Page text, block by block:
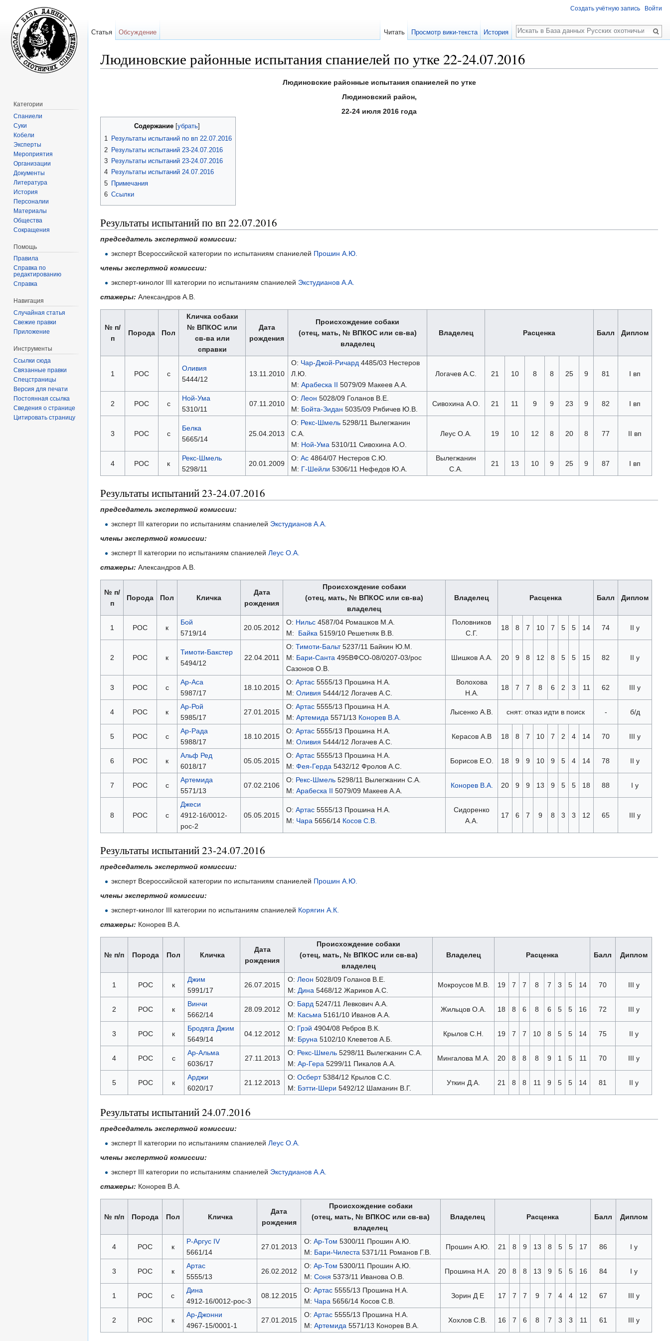
Людиновские районные испытания спаниелей по утке 22-24.07.2016
Людиновские районные испытания спаниелей по утке
Людиновский район,
22-24 июля 2016 года
Содержание убрать
1 Результаты испытаний по вп 22.07.2016
2 Результаты испытаний 23-24.07.2016
3 Результаты испытаний 23-24.07.2016
4 Результаты испытаний 24.07.2016
5 Примечания
6 Ссылки
Результаты испытаний по вп 22.07.2016
председатель экспертной комиссии:
эксперт Всероссийской категории по испытаниям спаниелей Прошин А.Ю.
члены экспертной комиссии:
эксперт-кинолог III категории по испытаниям спаниелей Экстудианов А.А.
стажеры: Александров А.В.
№ п/
п
Порода Пол
Кличка собаки
№ ВПКОС или
св-ва или
справки
Дата
рождения
Происхождение собаки
(отец, мать, № ВПКОС или св-ва)
владелец
Владелец Расценка Балл Диплом
1 РОС с
Оливия
5444/12
13.11.2010
О: Чар-Джой-Ричард4485/03 Нестеров
Л.Ю.
М: Арабеска II 5079/09 Макеев А.А.
Логачев А.С. 21 10 8 8 25 9 81 I вп
2 РОС с
Ной-Ума
5310/11
07.11.2010
О: Леон 5028/09 Голанов В.Е.
М: Бойта-Зидан 5035/09 Рябичев Ю.В.
Сивохина А.О. 21 11 9 9 23 9 82 I вп
3 РОС с
Белка
5665/14
25.04.2013
О: Рекс-Шмель5298/11 Вылегжанин
С.А.
М: Ной-Ума5310/11 Сивохина А.О.
Леус О.А. 19 10 12 8 20 8 77 II вп
4 РОС к
Рекс-Шмель
5298/11
20.01.2009
О: Ас4864/07 Нестеров С.Ю.
М: Г-Шейли 5306/11 Нефедов Ю.А.
Вылегжанин
С.А.
21 13 10 9 25 9 87 I вп
Результаты испытаний 23-24.07.2016
председатель экспертной комиссии:
эксперт III категории по испытаниям спаниелей Экстудианов А.А.
члены экспертной комиссии:
эксперт II категории по испытаниям спаниелейЛеус О.А.
стажеры: Александров А.В.
№ п/
п
Порода Пол Кличка
Дата
рождения
Происхождение собаки
(отец, мать, № ВПКОС или св-ва)
владелец
Владелец Расценка Балл Диплом
1 РОС к
Бой
5719/14
20.05.2012
О: Нильс4587/04 Ромашков М.А.
М:
Байка5159/10 Решетняк В.В.
Половников
С.Г.
18 8 7 10 7 5 5 14 74 II у
2 РОС к
Тимоти-Бакстер
5494/12
22.04.2011
О: Тимоти-Бальт5237/11 Байкин Ю.М.
М: Бари-Санта495ВФСО-08/0207-03/рос
Сазонов О.В.
Шишков А.А. 20 9 8 12 8 5 5 15 82 II у
3 РОС с
Ар-Аса
5987/17
18.10.2015
О: Артас5555/13 Прошина Н.А.
М: Оливия 5444/12 Логачев А.С.
Волохова
Н.А.
18 7 7 8 6 2 3 11 62 III у
4 РОС к
Ар-Рой
5985/17
27.01.2015
О: Артас5555/13 Прошина Н.А.
М: Артемида5571/13 Конорев В.А.
Лысенко А.В. снят: отказ идти в поиск - б/д
5 РОС с
Ар-Рада
5988/17
18.10.2015
О: Артас5555/13 Прошина Н.А.
М: Оливия 5444/12 Логачев А.С.
Керасов А.В 18 8 7 10 7 2 4 14 70 III у
6 РОС к
Альф Ред
6018/17
05.05.2015
О: Артас5555/13 Прошина Н.А.
М: Фея-Герда5432/12 Фролов А.С.
Борисов Е.О. 18 9 9 10 9 5 4 14 78 II у
7 РОС с
Артемида
5571/13
07.02.2106
О: Рекс-Шмель5298/11 Вылегжанин С.А.
М: Арабеска II 5079/09 Макеев А.А.
Конорев В.А. 20 9 9 13 9 5 5 18 88 I у
8 РОС с
Джеси
4912-16/0012-
рос-2
05.05.2015
О: Артас5555/13 Прошина Н.А.
М: Чара5656/14 Косов С.В.
Сидоренко
А.А.
17 6 7 9 8 3 3 12 65 III у
Результаты испытаний 23-24.07.2016
председатель экспертной комиссии:
эксперт Всероссийской категории по испытаниям спаниелей Прошин А.Ю.
члены экспертной комиссии:
эксперт-кинолог III категории по испытаниям спаниелей Корягин А.К.
стажеры: Конорев В.А.
№ п/п Порода Пол Кличка
Дата
рождения
Происхождение собаки
(отец, мать, № ВПКОС или св-ва)
владелец
Владелец Расценка Балл Диплом
1 РОС к
Джим
5991/17
26.07.2015
О: Леон 5028/09 Голанов В.Е.
М: Дина5468/12 Жариков А.С.
Мокроусов М.В. 19 7 7 8 7 3 5 14 70 III у
2 РОС к
Винчи
5662/14
28.09.2012
О: Бард5247/11 Левкович А.А.
М: Касьма5161/10 Иванов А.А.
Жильцов О.А. 18 8 6 8 6 5 5 16 72 III у
3 РОС к
Бродяга Джим
5649/14
04.12.2012
О: Грэй 4904/08 Ребров В.К.
М: Бруна5102/10 Клеветов А.Б.
Крылов С.Н. 19 7 7 10 8 5 5 14 75 II у
4 РОС с
Ар-Альма
6036/17
27.11.2013
О: Рекс-Шмель5298/11 Вылегжанин С.А.
М: Ар-Гера5299/11 Пикалов А.А.
Мингалова М.А. 20 8 8 8 9 1 5 11 70 III у
5 РОС к
Арджи
6020/17
21.12.2013
О: Осберт5384/12 Крылов С.С.
М: Бэтти-Шери 5492/12 Шаманин В.Г.
Уткин Д.А. 21 8 8 11 9 5 5 14 81 II у
Результаты испытаний 24.07.2016
председатель экспертной комиссии:
эксперт II категории по испытаниям спаниелейЛеус О.А.
члены экспертной комиссии:
эксперт III категории по испытаниям спаниелей Экстудианов А.А.
стажеры: Конорев В.А.
№ п/п Порода Пол Кличка
Дата
рождения
Происхождение собаки
(отец, мать, № ВПКОС или св-ва)
владелец
Владелец Расценка Балл Диплом
4 РОС к
Р-Аргус IV
5661/14
27.01.2013
О: Ар-Том 5300/11 Прошин А.Ю.
М: Бари-Чилеста5371/11 Романов Г.В.
Прошин А.Ю. 21 8 9 13 8 5 5 17 86 I у
3 РОС к
Артас
5555/13
26.02.2012
О: Ар-Том 5300/11 Прошин А.Ю.
М: Соня 5373/11 Иванова О.В.
Прошина Н.А. 20 8 8 13 9 5 5 16 84 I у
1 РОС с
Дина
4912-16/0012-рос-3
08.12.2015
О: Артас5555/13 Прошина Н.А.
М: Чара5656/14 Косов С.В.
Зорин Д Е 17 7 7 9 7 4 4 12 67 III у
2 РОС к
Ар-Джонни
4967-15/0001-1
27.01.2015
О: Артас5555/13 Прошина Н.А.
М: Артемида5571/13 Конорев В.А.
Хохлов С.В. 16 7 6 8 7 3 3 11 61 III у
Создать учётную запись Войти
Статья Обсуждение Читать Просмотр вики-текста История
Поиск
Категории
Спаниели
Суки
Кобели
Эксперты
Мероприятия
Организации
Документы
Литература
История
Персоналии
Материалы
Общества
Сокращения
Помощь
Правила
Справка по
редактированию
Справка
Навигация
Случайная статья
Свежие правки
Приложение
Инструменты
Ссылки сюда
Связанные правки
Спецстраницы
Версия для печати
Постоянная ссылка
Сведения о странице
Цитировать страницу